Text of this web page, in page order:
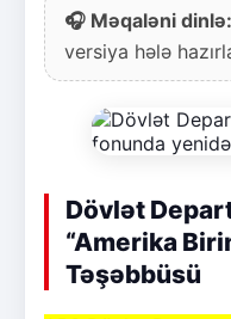
🎧 Məqaləni dinlə:
versiya hələ
Dövlət
“Amerika
Təşəbbüsü